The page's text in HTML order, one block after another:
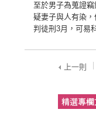
至於男子為蒐證
疑妻子與人有染
判徒刑3月，可易
上一則